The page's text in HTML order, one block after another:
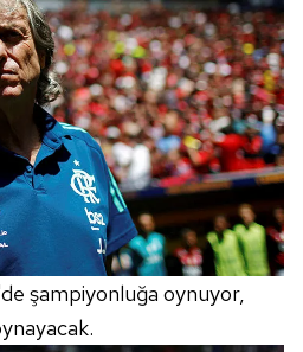
şampiyonluğa oynuyor,